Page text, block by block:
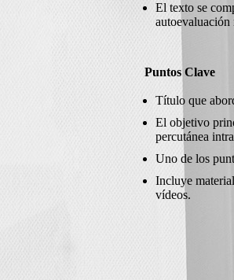
El texto se
autoevaluación
Puntos Clave
Título que
El objetivo
percutánea
Uno de los
Incluye
vídeos.